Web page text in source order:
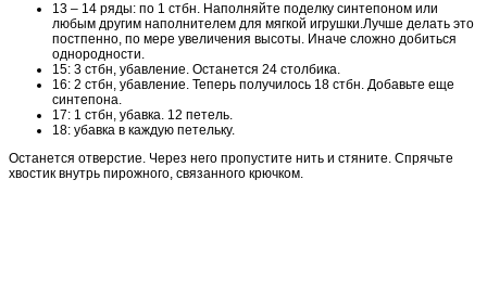
13 – 14 ряды: по 1 стбн. Наполняйте поделку синтепоном или
любым другим наполнителем для мягкой игрушки.Лучше делать это
постпенно, по мере увеличения высоты. Иначе сложно добиться
однородности.
15: 3 стбн, убавление. Останется 24 столбика.
16: 2 стбн, убавление. Теперь получилось 18 стбн. Добавьте еще
синтепона.
17: 1 стбн, убавка. 12 петель.
18: убавка в каждую петельку.
Останется отверстие. Через него пропустите нить и стяните. Спрячьте
хвостик внутрь пирожного, связанного крючком.